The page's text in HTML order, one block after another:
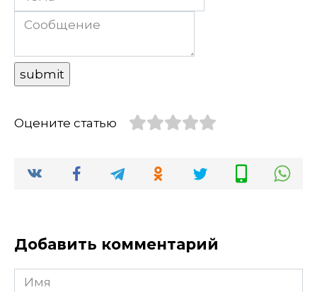
Оцените статью
Добавить комментарий
Имя